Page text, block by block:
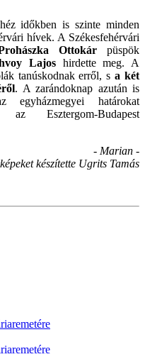
időkben is szinte minden
hívek. A Székesfehérvári
Ottokárpüspök
Lajoshirdette meg. A
tanúskodnak erről, sa két
. A zarándoknap azután is
egyházmegyei határokat
Esztergom-Budapest
- Marian -
készítette Ugrits Tamás